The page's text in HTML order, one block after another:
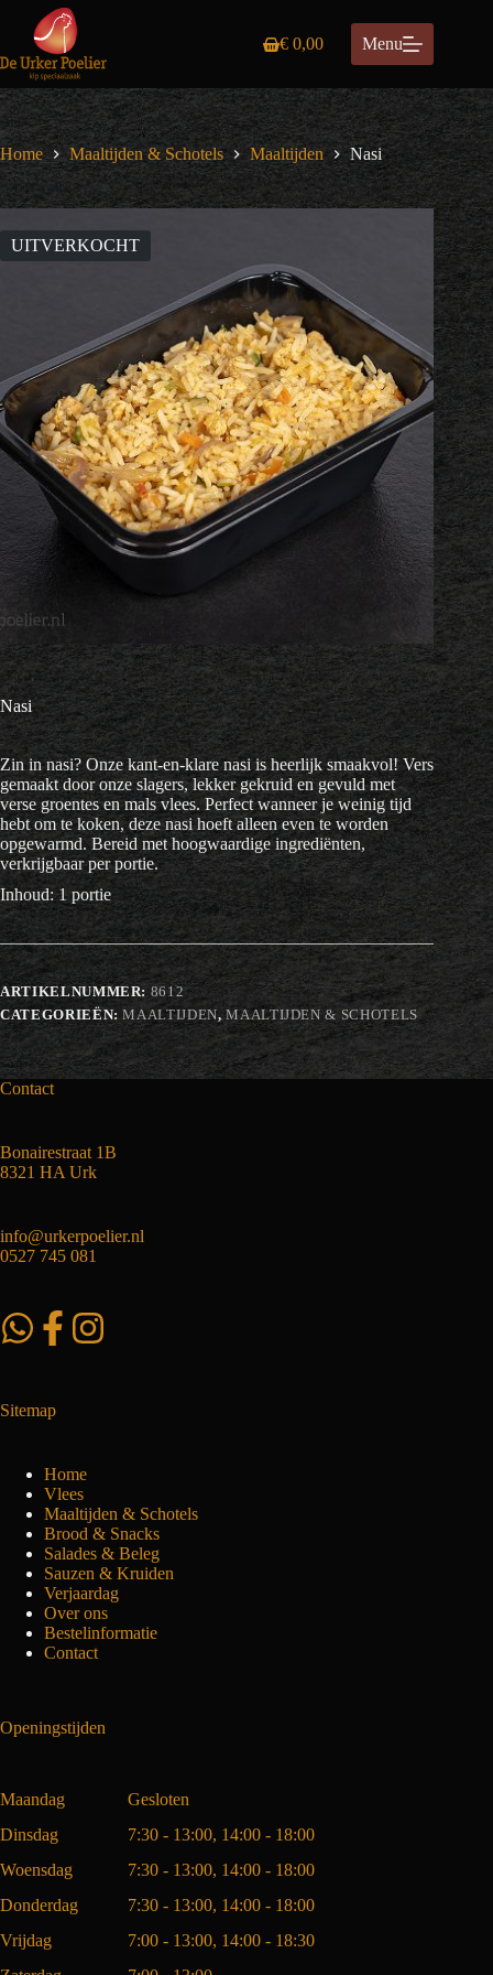
inhoud
Winkelwagen
€ 0,00 Menu
Home Maaltijden & Schotels Maaltijden Nasi
UITVERKOCHT
Nasi
Zin in nasi? Onze kant-en-klare nasi is heerlijk smaakvol! Vers
gemaakt door onze slagers, lekker gekruid en gevuld met
verse groentes en mals vlees. Perfect wanneer je weinig tijd
hebt om te koken, deze nasi hoeft alleen even te worden
opgewarmd. Bereid met hoogwaardige ingrediënten,
verkrijgbaar per portie.
Inhoud: 1 portie
ARTIKELNUMMER: 8612
CATEGORIEËN:MAALTIJDEN,MAALTIJDEN & SCHOTELS
Contact
Bonairestraat 1B
8321 HA Urk
info@urkerpoelier.nl
0527 745 081
Sitemap
Home
Vlees
Maaltijden & Schotels
Brood & Snacks
Salades & Beleg
Sauzen & Kruiden
Verjaardag
Over ons
Bestelinformatie
Contact
Openingstijden
Maandag
Gesloten
Dinsdag
7:30 - 13:00, 14:00 - 18:00
Woensdag
7:30 - 13:00, 14:00 - 18:00
Donderdag
7:30 - 13:00, 14:00 - 18:00
Vrijdag
7:00 - 13:00, 14:00 - 18:30